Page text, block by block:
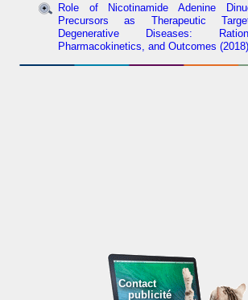
Role of Nicotinamide Adenine
Precursors as Therapeutic
Degenerative Diseases:
Pharmacokinetics, and Outcomes (2018)
Contact
publicité